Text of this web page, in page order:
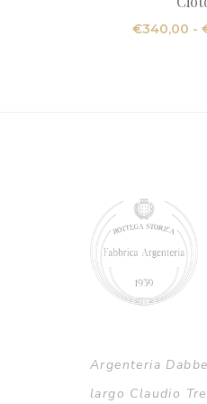
€340,00 -
Argenteria
largo Claudio